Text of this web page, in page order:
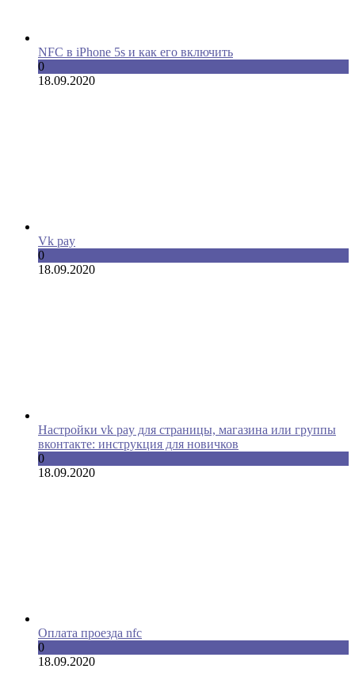
NFC в iPhone 5s и как его включить
0
18.09.2020
Vk pay
0
18.09.2020
Настройки vk pay для страницы, магазина или группы
вконтакте: инструкция для новичков
0
18.09.2020
Оплата проезда nfc
0
18.09.2020